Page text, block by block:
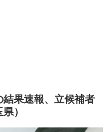
果速報、立候補者
）